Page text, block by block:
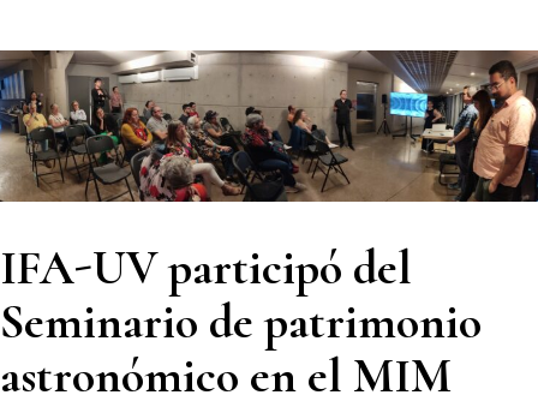
IFA-UV participó del
Seminario de patrimonio
astronómico en el MIM